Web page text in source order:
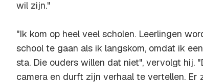
wil zijn."
"Ik kom op heel veel scholen. Leerlingen
school te gaan als ik langskom, omdat ik
sta. Die ouders willen dat niet", vervolgt hij.
camera en durft zijn verhaal te vertellen. Er